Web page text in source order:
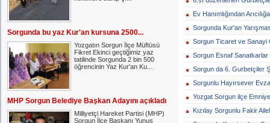
Sorgunda bu yaz Kur'an kursuna 2500...
Yozgatın Sorgun İlçe Müftüsü
Fikret Ekinci geçtiğimiz yaz
tatilinde Sorgunda 2 bin 500
öğrencinin Yaz Kur'an Ku...
MHP Sorgun Belediye Başkan Adayını açıkladı
Milliyetçi Hareket Partisi (MHP)
Sorgun İlçe Başkanı Yunus
Ev Hanımlığından
Sorgunda Kur'an
Sorgun Ticaret ve Sanayi
Sorgun Esnaf
Sorgun da 6. Gurbetçiler
Sorgunlu Hayırsever
Yozgat Sorgun ilçe
Kızılay Sorgunlu Fakir